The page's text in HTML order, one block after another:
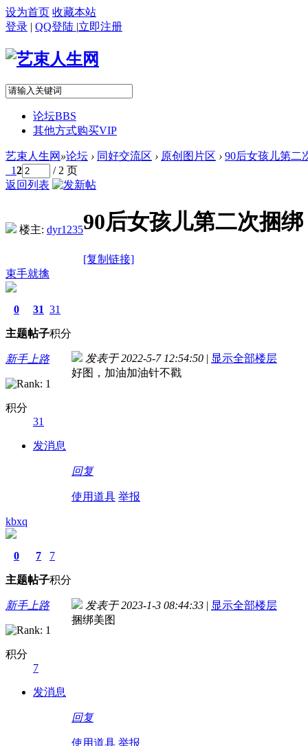
设为首页 收藏本站
登录 | QQ登陆 |立即注册
论坛BBS
其他方式购买VIP
艺束人生网 »论坛 › 同好交流区 › 原创图片区 › 90后女孩儿第二
12
/ 2 页
返回列表
楼主: dyr123590后女孩儿第二次捆
[复制链接]
束手就擒
0
主题
31
帖子
31
积分
新手上路
积分
31
发消息
发表于 2022-5-7 12:54:50 | 显示全部楼层
好图，加油加油针不戳
回复
使用道具 举报
kbxq
0
主题
7
帖子
7
积分
新手上路
积分
7
发消息
发表于 2023-1-3 08:44:33 | 显示全部楼层
捆绑美图
回复
使用道具 举报